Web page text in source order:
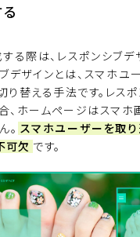
る際は、レスポンシブデ
ブデザインとは、スマホ
り替える手法です。レス
、ホームページはスマホ
。 スマホユーザーを取り
可欠 です。